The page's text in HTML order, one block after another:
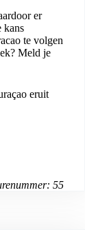
er
kans
te volgen
Meld je
eruit
55